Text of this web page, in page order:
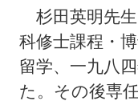
杉田英明先生
科修士課程・
留学、一九八
た。その後専